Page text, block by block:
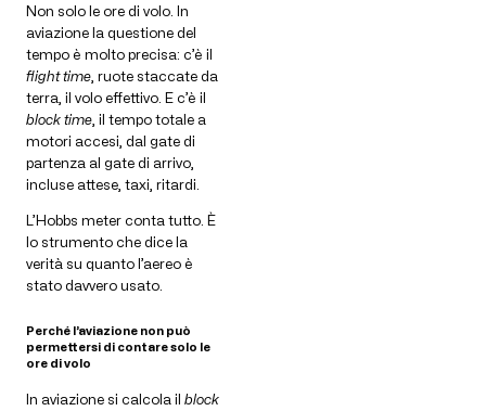
Non solo le ore di volo. In
aviazione la questione del
tempo è molto precisa: c’è il
flight time , ruote staccate da
terra, il volo effettivo. E c’è il
block time , il tempo totale a
motori accesi, dal gate di
partenza al gate di arrivo,
incluse attese, taxi, ritardi.
L’Hobbs meter conta tutto. È
lo strumento che dice la
verità su quanto l’aereo è
stato davvero usato.
Perché l’aviazione non può
permettersi di contare solo le
ore di volo
In aviazione si calcola il block